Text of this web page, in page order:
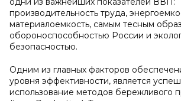
производительность труда,
материалоемкость, самым тесным
обороноспособностью России и
безопасностью.
Одним из главных факторов
уровня эффективности, является
использование методов бережливого